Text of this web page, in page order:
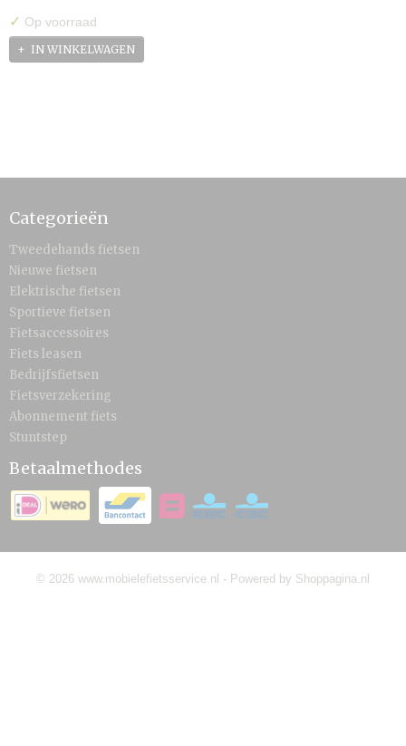
✓ Op voorraad
IN WINKELWAGEN
Categorieën
Tweedehands fietsen
Nieuwe fietsen
Elektrische fietsen
Sportieve fietsen
Fietsaccessoires
Fiets leasen
Bedrijfsfietsen
Fietsverzekering
Abonnement fiets
Stuntstep
Betaalmethodes
© 2026 www.mobielefietsservice.nl - Powered by Shoppagina.nl